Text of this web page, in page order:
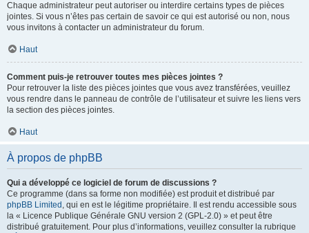
Chaque administrateur peut autoriser ou interdire certains types de pièces
jointes. Si vous n’êtes pas certain de savoir ce qui est autorisé ou non, nous
vous invitons à contacter un administrateur du forum.
Haut
Comment puis-je retrouver toutes mes pièces jointes ?
Pour retrouver la liste des pièces jointes que vous avez transférées, veuillez
vous rendre dans le panneau de contrôle de l’utilisateur et suivre les liens vers
la section des pièces jointes.
Haut
À propos de phpBB
Qui a développé ce logiciel de forum de discussions ?
Ce programme (dans sa forme non modifiée) est produit et distribué par
phpBB Limited , qui en est le légitime propriétaire. Il est rendu accessible sous
la « Licence Publique Générale GNU version 2 (GPL-2.0) » et peut être
distribué gratuitement. Pour plus d’informations, veuillez consulter la rubrique